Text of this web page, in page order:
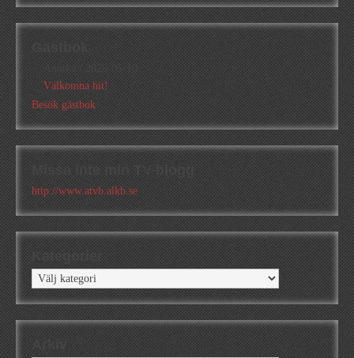
2026-05-10
Välkomna hit!
Besök gästbok
Missa inte min TV-blogg
http://www.atvb.alkb.se
Kategorier
Kategorier